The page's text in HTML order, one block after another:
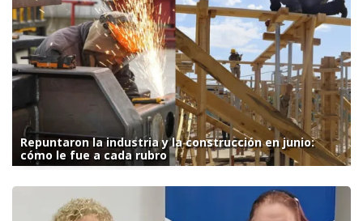
Repuntaron la industria y la construcción en junio:
cómo le fue a cada rubro